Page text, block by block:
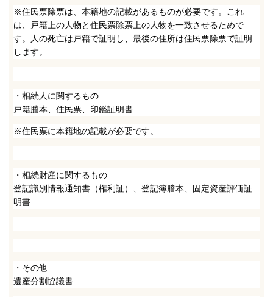
※住民票除票は、本籍地の記載があるものが必要です。これ
は、戸籍上の人物と住民票除票上の人物を一致させるためで
す。人の死亡は戸籍で証明し、最後の住所は住民票除票で証明
します。
・相続人に関するもの
戸籍謄本、住民票、印鑑証明書
※住民票に本籍地の記載が必要です。
・相続財産に関するもの
登記識別情報通知書（権利証）、登記簿謄本、固定資産評価証
明書
・その他
遺産分割協議書